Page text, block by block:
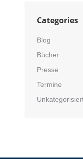
Categories
Blog
Bücher
Presse
Termine